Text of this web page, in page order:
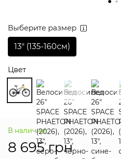
Выберите размер
13″ (135-160см)
Цвет
В наличии
8 695 грн